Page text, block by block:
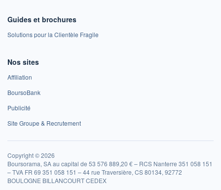
Guides et brochures
Solutions pour la Clientèle Fragile
Nos sites
Affiliation
BoursoBank
Publicité
Site Groupe & Recrutement
Copyright © 2026
Boursorama, SA au capital de 53 576 889,20 € – RCS Nanterre 351 058 151
– TVA FR 69 351 058 151 – 44 rue Traversière, CS 80134, 92772
BOULOGNE BILLANCOURT CEDEX